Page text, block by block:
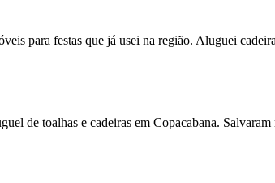
para festas que já usei na região. Aluguei
de toalhas e cadeiras em Copacabana.